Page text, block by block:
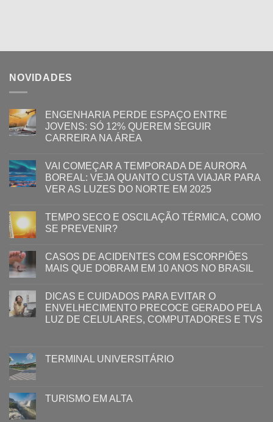
NOVIDADES
ENGENHARIA PERDE ESPAÇO ENTRE
JOVENS: SÓ 12% QUEREM SEGUIR
CARREIRA NA ÁREA
VAI COMEÇAR A TEMPORADA DE AURORA
BOREAL: VEJA QUANTO CUSTA VIAJAR PARA
VER AS LUZES DO NORTE EM 2025
TEMPO SECO E OSCILAÇÃO TÉRMICA, COMO
SE PREVENIR?
CASOS DE ACIDENTES COM ESCORPIÕES
MAIS QUE DOBRAM EM 10 ANOS NO BRASIL
DICAS E CUIDADOS PARA EVITAR O
ENVELHECIMENTO PRECOCE GERADO PELA
LUZ ​DE CELULARES, COMPUTADORES E TVS​​
TERMINAL UNIVERSITÁRIO
TURISMO EM ALTA